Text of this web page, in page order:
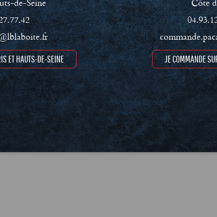
RSE Conditions Générales de Vente (CGV) Mentions
ET HAUTS-DE-SEINE JE COMMANDE